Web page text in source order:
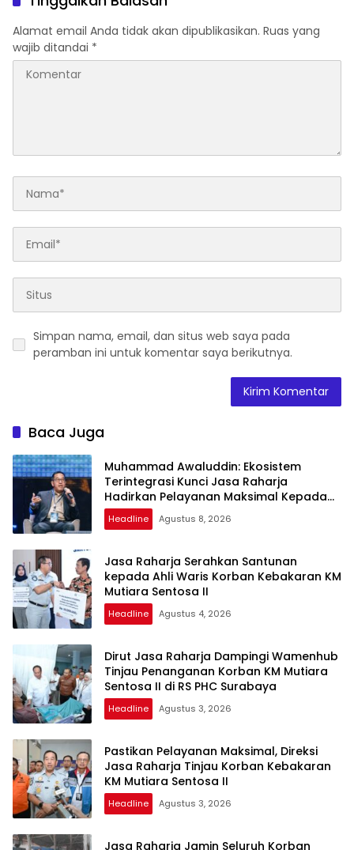
Alamat email Anda tidak akan dipublikasikan. Ruas yang
wajib ditandai *
Simpan nama, email, dan situs web saya pada
peramban ini untuk komentar saya berikutnya.
Baca Juga
Muhammad Awaluddin: Ekosistem
Terintegrasi Kunci Jasa Raharja
Hadirkan Pelayanan Maksimal Kepada
Masyarakat
Headline Agustus 8, 2026
Jasa Raharja Serahkan Santunan
kepada Ahli Waris Korban Kebakaran KM
Mutiara Sentosa II
Headline Agustus 4, 2026
Dirut Jasa Raharja Dampingi Wamenhub
Tinjau Penanganan Korban KM Mutiara
Sentosa II di RS PHC Surabaya
Headline Agustus 3, 2026
Pastikan Pelayanan Maksimal, Direksi
Jasa Raharja Tinjau Korban Kebakaran
KM Mutiara Sentosa II
Headline Agustus 3, 2026
Jasa Raharja Jamin Seluruh Korban